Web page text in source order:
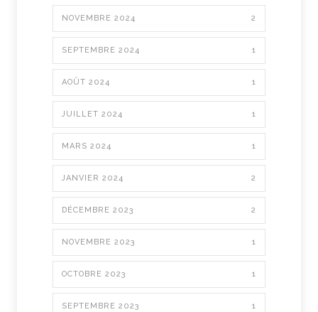
NOVEMBRE 2024 2
SEPTEMBRE 2024 1
AOÛT 2024 1
JUILLET 2024 1
MARS 2024 1
JANVIER 2024 2
DÉCEMBRE 2023 2
NOVEMBRE 2023 1
OCTOBRE 2023 1
SEPTEMBRE 2023 1